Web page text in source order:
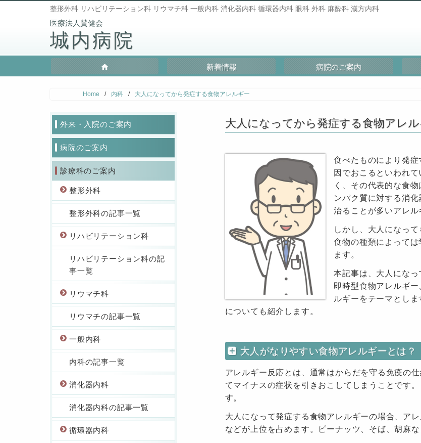
城内病院
整形外科 リハビリテーション科 リウマチ科 一般内科 消化器内科 循環器内科 眼科 外科 麻酔科 漢方内科
新着情報 病院のご案内
Home / 内科 / 大人になってから発症する食物アレルギー
外来・入院のご案内
病院のご案内
診療科のご案内
整形外科
整形外科の記事一覧
リハビリテーション科
リハビリテーション科の記
事一覧
リウマチ科
リウマチの記事一覧
一般内科
内科の記事一覧
消化器内科
消化器内科の記事一覧
循環器内科
大人になってから発症する食物アレ
食べたものにより発
因でおこるといわれ
く、その代表的な食
ンパク質に対する消
治ることが多いアレル
しかし、大人になっ
食物の種類によって
ます。
本記事は、大人になっ
即時型食物アレルギ
ルギーをテーマとし
についても紹介します。
大人がなりやすい食物アレルギーとは？
アレルギー反応とは、通常はからだを守る免疫の
てマイナスの症状を引きおこしてしまうことです
す。
大人になって発症する食物アレルギーの場合、ア
などが上位を占めます。ピーナッツ、そば、胡麻